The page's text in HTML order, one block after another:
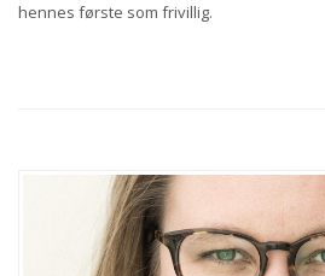
hennes første som frivillig.